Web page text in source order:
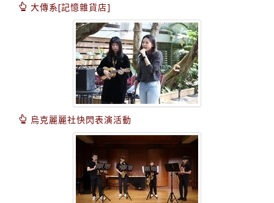
大傳系[記憶雜貨店]
烏克麗麗社快閃表演活動